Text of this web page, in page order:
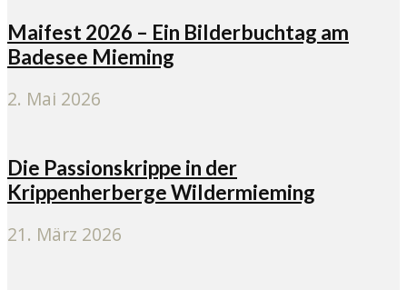
Maifest 2026 – Ein Bilderbuchtag am
Badesee Mieming
2. Mai 2026
Die Passionskrippe in der
Krippenherberge Wildermieming
21. März 2026